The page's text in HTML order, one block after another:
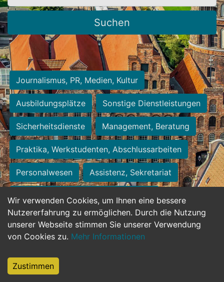
Wir verwenden Cookies, um Ihnen eine bessere
Nutzererfahrung zu ermöglichen. Durch die Nutzung
unserer Webseite stimmen Sie unserer Verwendung
von Cookies zu. Mehr Informationen
Zustimmen
Suchen
Journalismus, PR, Medien, Kultur
Ausbildungsplätze Sonstige Dienstleistungen
Sicherheitsdienste Management, Beratung
Praktika, Werkstudenten, Abschlussarbeiten
Personalwesen Assistenz, Sekretariat
Hilfskräfte, Aushilfs- und Nebenjobs
Einkauf, Logistik, Materialwirtschaft
Weiterbildung, Studium, duale Ausbildung
Tourismus